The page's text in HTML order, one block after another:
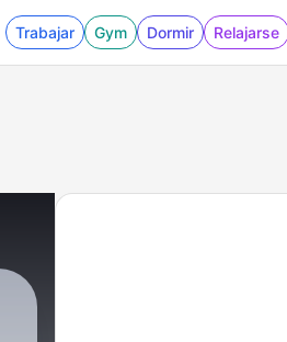
Trabajar Gym Dormir Relajarse